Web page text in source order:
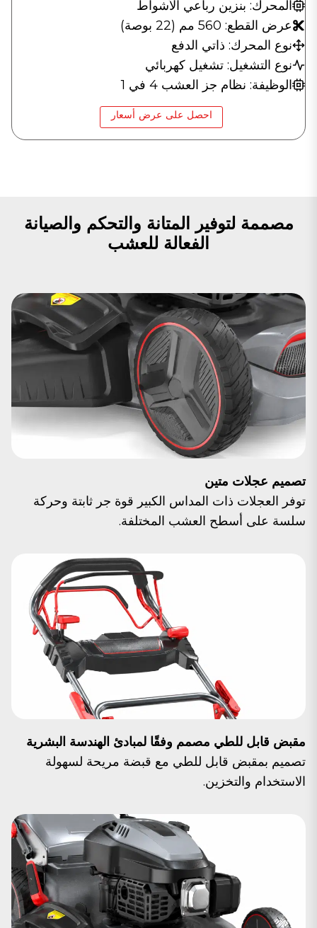
المحرك: بنزين رباعي الأشواط
عرض القطع: 560 مم (22 بوصة)
نوع المحرك: ذاتي الدفع
نوع التشغيل: تشغيل كهربائي
الوظيفة: نظام جز العشب 4 في 1
احصل على عرض أسعار
مصممة لتوفير المتانة والتحكم والصيانة
الفعالة للعشب
تصميم عجلات متين
توفر العجلات ذات المداس الكبير قوة جر ثابتة وحركة
سلسة على أسطح العشب المختلفة.
مقبض قابل للطي مصمم وفقًا لمبادئ الهندسة البشرية
تصميم بمقبض قابل للطي مع قبضة مريحة لسهولة
الاستخدام والتخزين.